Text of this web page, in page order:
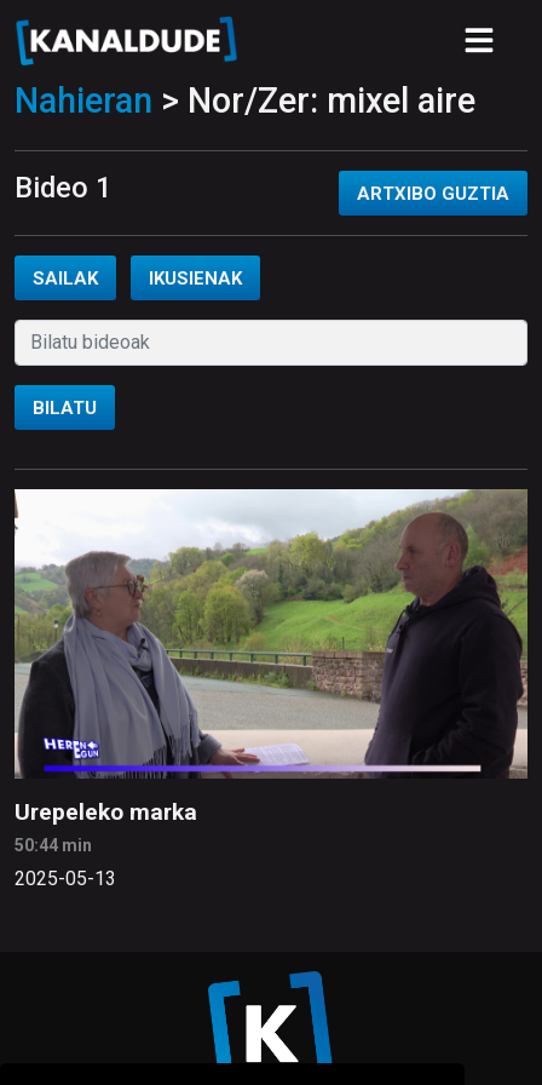
Nahieran > Nor/Zer: mixel aire
Bideo 1 ARTXIBO GUZTIA
SAILAK IKUSIENAK
BILATU
Urepeleko marka
50:44 min
2025-05-13